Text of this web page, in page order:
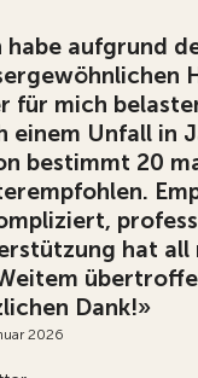
habe aufgrund
für mich
einem Unfall in
bestimmt 20
hat all
Dank!»
2026